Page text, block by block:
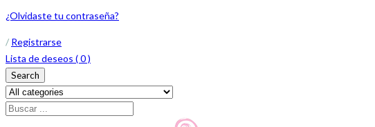
¿Olvidaste tu contraseña?
/ Registrarse
Lista de deseos (0)
Search